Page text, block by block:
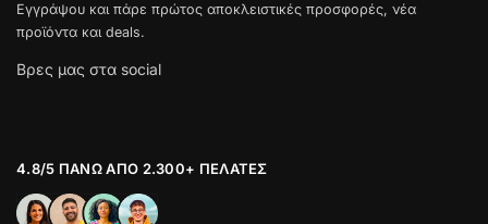
Εγγράψου και πάρε πρώτος αποκλειστικές προσφορές, νέα
προϊόντα και deals.
Βρες μας στα social
4.8/5 ΠΆΝΩ ΑΠΌ 2.300+ ΠΕΛΆΤΕΣ